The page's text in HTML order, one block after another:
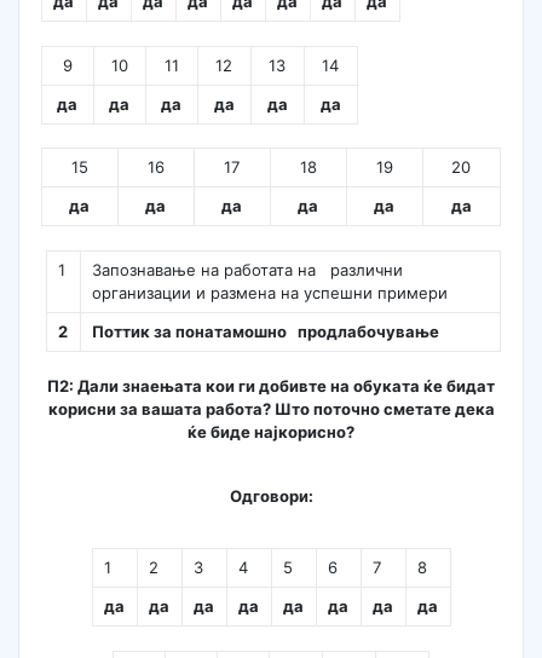
9 10 11 12 13
14
да
да да да да да
15 16 17 18 19
20
да
да да да да да
1
Запознавање на работата на различни
организации и размена на успешни примери
2
Поттик за понатамошно продлабочување
П2: Дали знаењата кои ги добивте на обуката ќе бидат
корисни за вашата работа? Што поточно сметате дека
ќе биде најкорисно?
Одговори:
1 2 3 4 5 6 7
8
да
да да да да да да да